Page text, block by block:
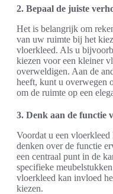
2. Bepaal de juiste
Het is belangrijk om
van uw ruimte bij het
vloerkleed. Als u
kiezen voor een kleiner
overweldigen. Aan de
heeft, kunt u overwegen
om de ruimte op een
3. Denk aan de functie
Voordat u een
denken over de functie
een centraal punt in de
specifieke
vloerkleed kan invloed
kiezen.